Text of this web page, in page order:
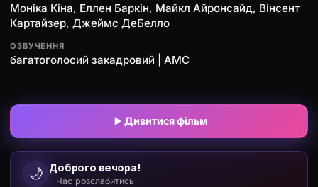
Моніка Кіна, Еллен Баркін, Майкл Айронсайд, Вінсент
Картайзер, Джеймс ДеБелло
ОЗВУЧЕННЯ
багатоголосий закадровий | AMC
Дивитися фільм
🌙 Доброго вечора!
Час розслабитись